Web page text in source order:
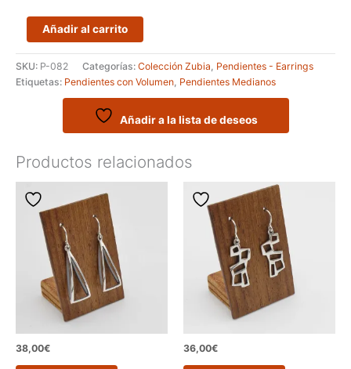
Pendientes
Estructurales
en
Plata
esterlina
Añadir al carrito
SKU: P-082 Categorías: Colección Zubia Pendientes - Earrings
Etiquetas: Pendientes con Volumen Pendientes Medianos
Añadir a la lista de deseos
Productos relacionados
38,00€ 36,00€